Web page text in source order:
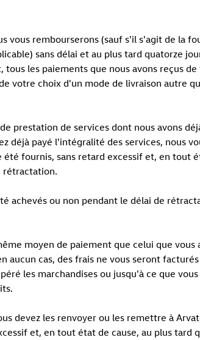
vous rembourserons (sauf s'il s'agit de la
sans délai et au plus tard quatorze
les paiements que nous avons reçus
votre choix d'un mode de livraison autre
prestation de services dont nous avons
déjà payé l'intégralité des services, nous
fournis, sans retard excessif et, en tout
rétractation.
achevés ou non pendant le délai de
moyen de paiement que celui que
aucun cas, des frais ne vous seront
les marchandises ou jusqu'à ce que
devez les renvoyer ou les remettre à
et, en tout état de cause, au plus